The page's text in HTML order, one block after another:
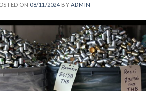
ON 08/11/2024 BY ADMIN